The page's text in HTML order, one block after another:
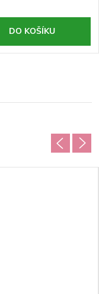
DO KOŠÍKU